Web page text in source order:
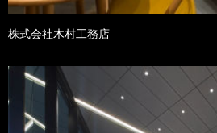
株式会社木村工務店